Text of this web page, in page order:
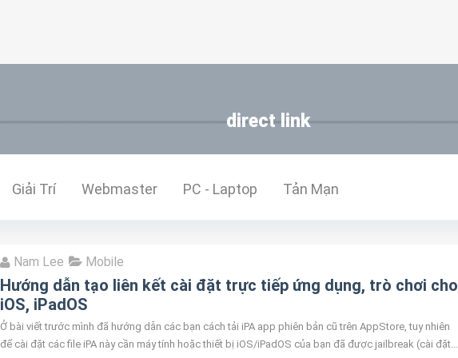
direct link
Giải Trí Webmaster PC - Laptop Tản Mạn
Nam Lee Mobile
Hướng dẫn tạo liên kết cài đặt trực tiếp ứng dụng, trò chơi cho
iOS, iPadOS
Ở bài viết trước mình đã hướng dẫn các bạn cách tải iPA app phiên bản cũ trên AppStore, tuy nhiên
để cài đặt các file iPA này cần máy tính hoặc thiết bị iOS/iPadOS của bạn đã được jailbreak (cài đặt